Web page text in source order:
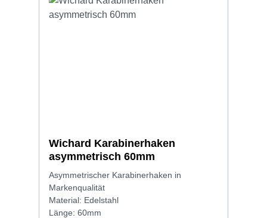
Wichard Karabinerhaken
asymmetrisch 60mm
Asymmetrischer Karabinerhaken in
Markenqualität
Material: Edelstahl
Länge: 60mm